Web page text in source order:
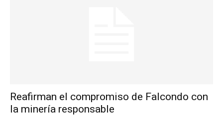
Reafirman el compromiso de Falcondo con
la minería responsable